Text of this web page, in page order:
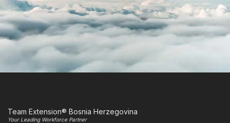
Team Extension® Bosnia Herzegovina
Your Leading Workforce Partner